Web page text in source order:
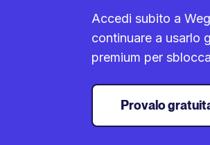
Accedi subito a
continuare a usarlo
premium per
Provalo